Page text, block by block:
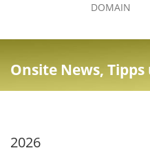
DOMAIN
Onsite News,
2026